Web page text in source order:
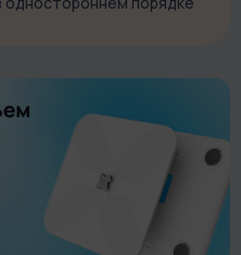
дизайнерами по
массу удовольствия в
головоломки уникальна и
и настроением.
предлагается из фигурок
проворных ящериц и